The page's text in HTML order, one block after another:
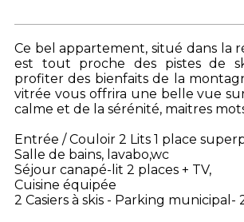
Ce bel appartement, situé dans la
est tout proche des pistes de
profiter des bienfaits de la
vitrée vous offrira une belle vue
calme et de la sérénité, maitres
Entrée / Couloir 2 Lits 1 place
Salle de bains, lavabo,wc
Séjour canapé-lit 2 places + TV,
Cuisine équipée
2 Casiers à skis - Parking municipal-